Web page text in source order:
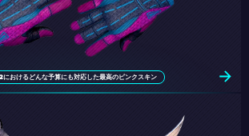
おけるどんな予算にも対応した最高のピンクスキン